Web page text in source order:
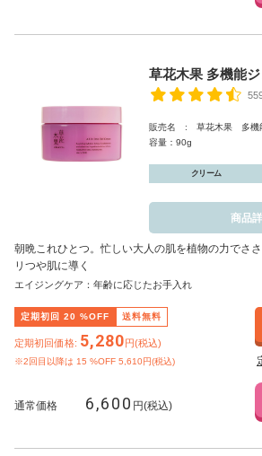
草花木果 多機能
販売名 : 草花木果 多機
容量：90g
クリーム
商品
朝晩これひとつ。忙しい大人の肌を植物の力でさ
リつや肌に導く
エイジングケア：年齢に応じたお手入れ
定期初回 20 %OFF 送料無料
定期初回価格: 5,280円(税込)
※2回目以降は 15 %OFF 5,610円(税込)
通常価格 6,600 円(税込)